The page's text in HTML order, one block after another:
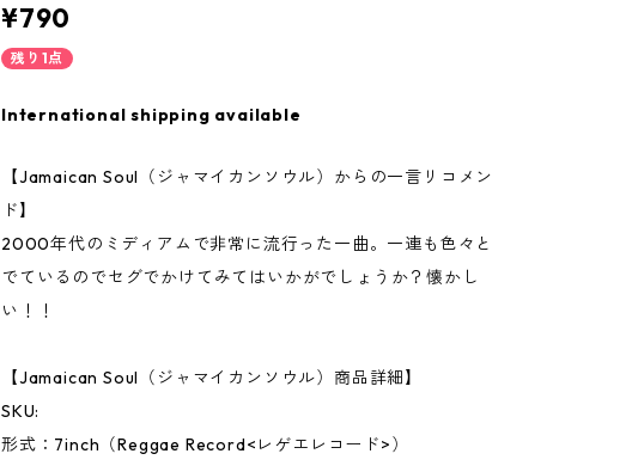
¥790
残り1点
International shipping available
【Jamaican Soul（ジャマイカンソウル）からの一言リコメン
ド】
2000年代のミディアムで非常に流行った一曲。一連も色々と
でているのでセグでかけてみてはいかがでしょうか？懐かし
い！！
【Jamaican Soul（ジャマイカンソウル）商品詳細】
SKU:
形式：7inch（Reggae Record<レゲエレコード>）